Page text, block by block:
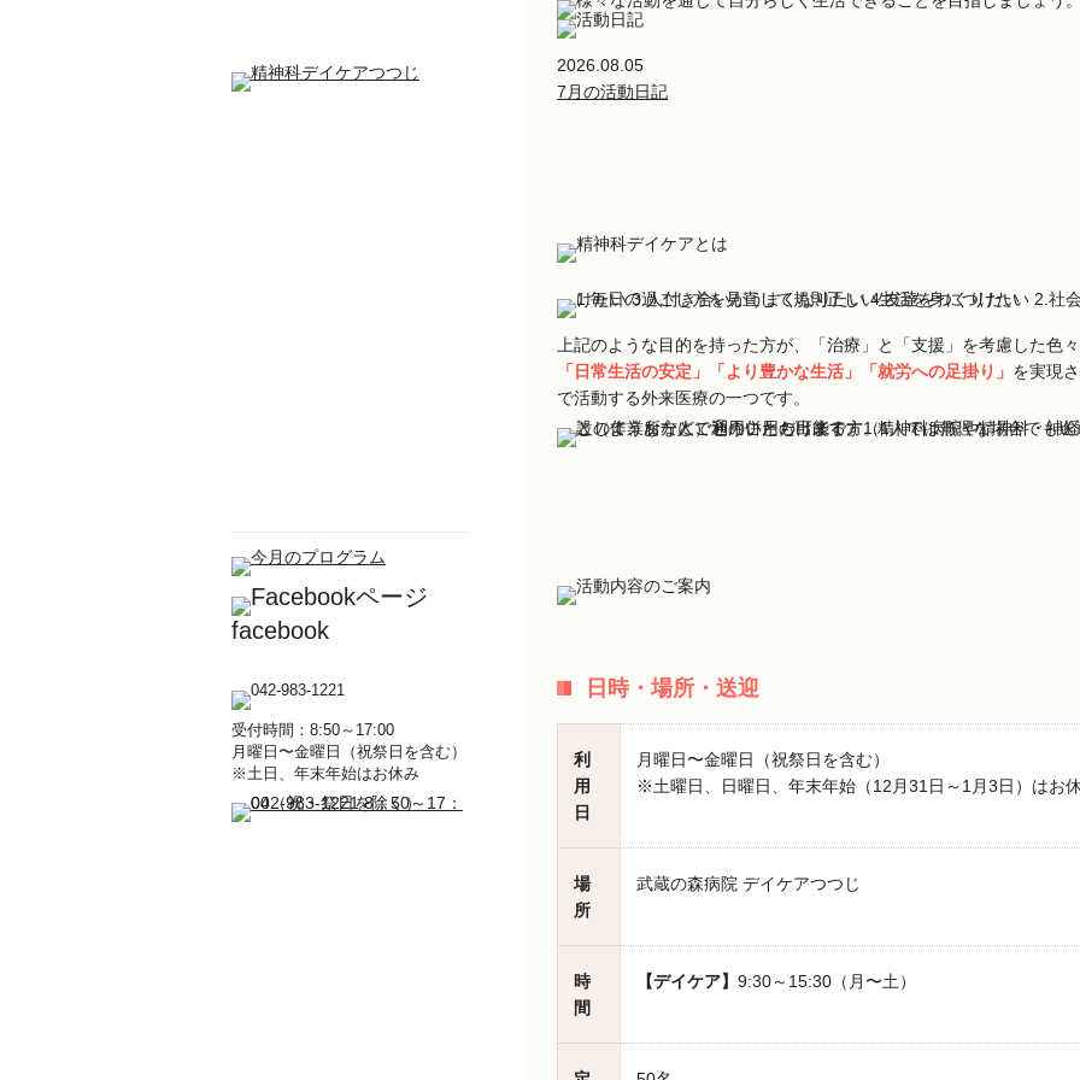
facebook
受付時間：8:50～17:00
月曜日〜金曜日（祝祭日を含む）
※土日、年末年始はお休み
2026.08.05
7月の活動日記
上記のような目的を持った方が、「治療」と「支援」を考慮した色
「日常生活の安定」「より豊かな生活」「就労への足掛り」 を実現
で活動する外来医療の一つです。
日時・場所・送迎
利
用
日
月曜日〜金曜日（祝祭日を含む）
※土曜日、日曜日、年末年始（12月31日～1月3日）はお
場
所
武蔵の森病院 デイケアつつじ
時
間
【デイケア】 9:30～15:30（月〜土）